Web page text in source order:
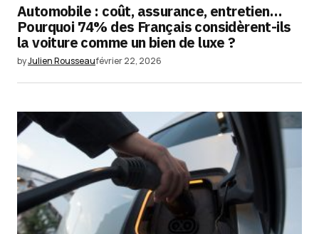
Automobile : coût, assurance, entretien…
Pourquoi 74% des Français considèrent-ils
la voiture comme un bien de luxe ?
byJulien Rousseaufévrier 22, 2026